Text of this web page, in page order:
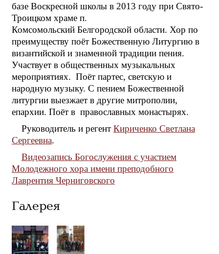
базе Воскресной школы в 2013 году при Свято-
Троицком храме п.
Комсомольский Белгородской области. Хор по
преимуществу поёт Божественную Литургию в
византийской и знаменной традиции пения.
Участвует в общественных музыкальных
мероприятиях. Поёт партес, светскую и
народную музыку. С пением Божественной
литургии выезжает в другие митрополии,
епархии. Поёт в православных монастырях.
Руководитель и регент Кириченко Светлана
Сергеевна.
Видеозапись Богослужения с участием
Молодежного хора имени преподобного
Лаврентия Черниговского
Галерея